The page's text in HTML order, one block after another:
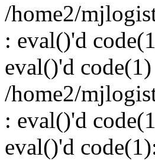
/home2/
: eval()'d
eval()'d
/home2/
: eval()'d
eval()'d